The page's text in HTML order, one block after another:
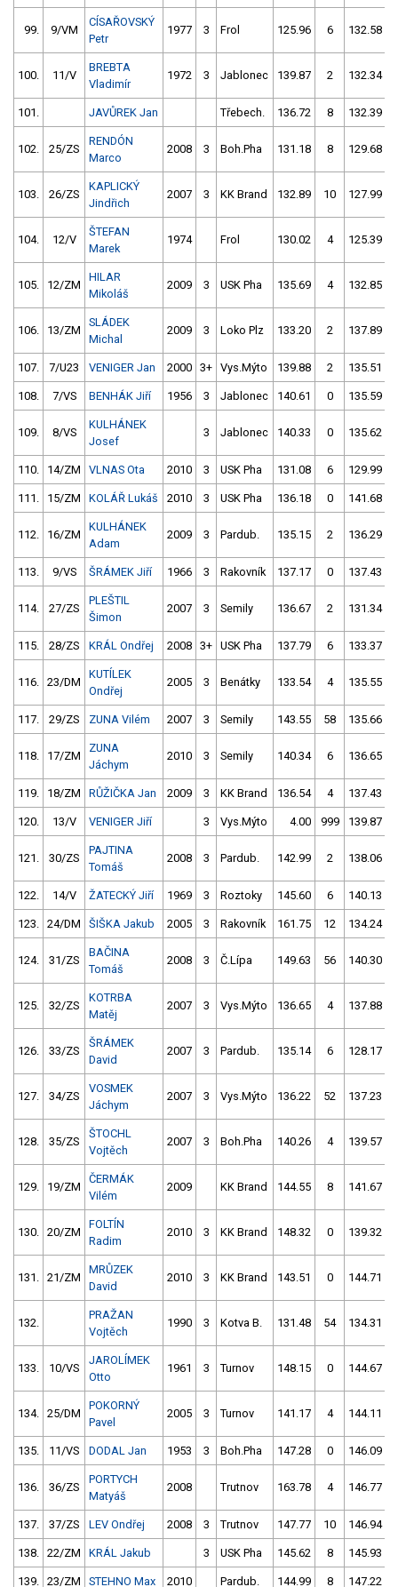
99. 9/VM
CÍSAŘOVSKÝ
Petr
1977 3 Frol 125.96 6 132.58
100. 11/V
BREBTA
Vladimír
1972 3 Jablonec 139.87 2 132.34
101. JAVŮREK Jan Třebech. 136.72 8 132.39
102. 25/ZS
RENDÓN
Marco
2008 3 Boh.Pha 131.18 8 129.68
103. 26/ZS
KAPLICKÝ
Jindřich
2007 3 KK Brand 132.89 10 127.99
104. 12/V
ŠTEFAN
Marek
1974 Frol 130.02 4 125.39
105. 12/ZM
HILAR
Mikoláš
2009 3 USK Pha 135.69 4 132.85
106. 13/ZM
SLÁDEK
Michal
2009 3 Loko Plz 133.20 2 137.89
107. 7/U23 VENIGER Jan 2000 3+ Vys.Mýto 139.88 2 135.51
108. 7/VS BENHÁK Jiří 1956 3 Jablonec 140.61 0 135.59
109. 8/VS
KULHÁNEK
Josef
3 Jablonec 140.33 0 135.62
110. 14/ZM VLNAS Ota 2010 3 USK Pha 131.08 6 129.99
111. 15/ZM KOLÁŘ Lukáš 2010 3 USK Pha 136.18 0 141.68
112. 16/ZM
KULHÁNEK
Adam
2009 3 Pardub. 135.15 2 136.29
113. 9/VS ŠRÁMEK Jiří 1966 3 Rakovník 137.17 0 137.43
114. 27/ZS
PLEŠTIL
Šimon
2007 3 Semily 136.67 2 131.34
115. 28/ZS KRÁL Ondřej 2008 3+ USK Pha 137.79 6 133.37
116. 23/DM
KUTÍLEK
Ondřej
2005 3 Benátky 133.54 4 135.55
117. 29/ZS ZUNA Vilém 2007 3 Semily 143.55 58 135.66
118. 17/ZM
ZUNA
Jáchym
2010 3 Semily 140.34 6 136.65
119. 18/ZM RŮŽIČKA Jan 2009 3 KK Brand 136.54 4 137.43
120. 13/V VENIGER Jiří 3 Vys.Mýto 4.00 999 139.87
121. 30/ZS
PAJTINA
Tomáš
2008 3 Pardub. 142.99 2 138.06
122. 14/V ŽATECKÝ Jiří 1969 3 Roztoky 145.60 6 140.13
123. 24/DM ŠIŠKA Jakub 2005 3 Rakovník 161.75 12 134.24
124. 31/ZS
BAČINA
Tomáš
2008 3 Č.Lípa 149.63 56 140.30
125. 32/ZS
KOTRBA
Matěj
2007 3 Vys.Mýto 136.65 4 137.88
126. 33/ZS
ŠRÁMEK
David
2007 3 Pardub. 135.14 6 128.17
127. 34/ZS
VOSMEK
Jáchym
2007 3 Vys.Mýto 136.22 52 137.23
128. 35/ZS
ŠTOCHL
Vojtěch
2007 3 Boh.Pha 140.26 4 139.57
129. 19/ZM
ČERMÁK
Vilém
2009 KK Brand 144.55 8 141.67
130. 20/ZM
FOLTÍN
Radim
2010 3 KK Brand 148.32 0 139.32
131. 21/ZM
MRŮZEK
David
2010 3 KK Brand 143.51 0 144.71
132.
PRAŽAN
Vojtěch
1990 3 Kotva B. 131.48 54 134.31
133. 10/VS
JAROLÍMEK
Otto
1961 3 Turnov 148.15 0 144.67
134. 25/DM
POKORNÝ
Pavel
2005 3 Turnov 141.17 4 144.11
135. 11/VS DODAL Jan 1953 3 Boh.Pha 147.28 0 146.09
136. 36/ZS
PORTYCH
Matyáš
2008 Trutnov 163.78 4 146.77
137. 37/ZS LEV Ondřej 2008 3 Trutnov 147.77 10 146.94
138. 22/ZM KRÁL Jakub 3 USK Pha 145.62 8 145.93
139. 23/ZM STEHNO Max 2010 Pardub. 144.99 8 147.22